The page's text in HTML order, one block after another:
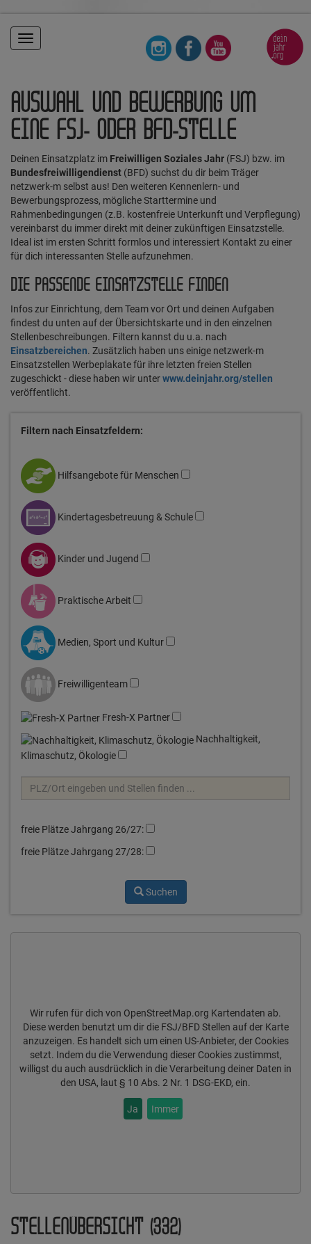
Toggle
navigation
AUSWAHL UND BEWERBUNG UM
EINE FSJ- ODER BFD-STELLE
Deinen Einsatzplatz im Freiwilligen Soziales Jahr (FSJ) bzw. im
Bundesfreiwilligendienst (BFD) suchst du dir beim Träger
netzwerk-m selbst aus! Den weiteren Kennenlern- und
Bewerbungsprozess, mögliche Starttermine und
Rahmenbedingungen (z.B. kostenfreie Unterkunft und Verpflegung)
vereinbarst du immer direkt mit deiner zukünftigen Einsatzstelle.
Ideal ist im ersten Schritt formlos und interessiert Kontakt zu einer
für dich interessanten Stelle aufzunehmen.
DIE PASSENDE EINSATZSTELLE FINDEN
Infos zur Einrichtung, dem Team vor Ort und deinen Aufgaben
findest du unten auf der Übersichtskarte und in den einzelnen
Stellenbeschreibungen. Filtern kannst du u.a. nach
Einsatzbereichen. Zusätzlich haben uns einige netzwerk-m
Einsatzstellen Werbeplakate für ihre letzten freien Stellen
zugeschickt - diese haben wir unterwww.deinjahr.org/stellen
veröffentlicht.
Filtern nach Einsatzfeldern:
Hilfsangebote für Menschen
Kindertagesbetreuung & Schule
Kinder und Jugend
Praktische Arbeit
Medien, Sport und Kultur
Freiwilligenteam
Fresh-X Partner
Nachhaltigkeit,
Klimaschutz, Ökologie
freie Plätze Jahrgang 26/27:
freie Plätze Jahrgang 27/28:
Suchen
Wir rufen für dich von OpenStreetMap.org Kartendaten ab.
Diese werden benutzt um dir die FSJ/BFD Stellen auf der Karte
anzuzeigen. Es handelt sich um einen US-Anbieter, der Cookies
setzt. Indem du die Verwendung dieser Cookies zustimmst,
willigst du auch ausdrücklich in die Verarbeitung deiner Daten in
den USA, laut § 10 Abs. 2 Nr. 1 DSG-EKD, ein.
Ja Immer
STELLENÜBERSICHT (332)